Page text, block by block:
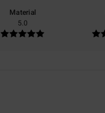
Material
5.0